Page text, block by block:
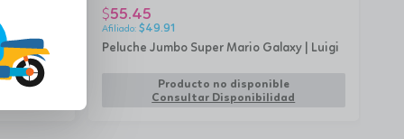
AGREGAR
Peluche Jumbo Super Mario Galaxy | Luigi
$55.45
$49.91
Producto no disponible
Consultar Disponibilidad